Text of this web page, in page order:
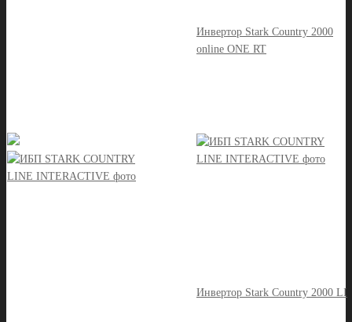
Инвертор Stark Country 2000
online ONE RT
Инвертор Stark Country 2000 LI